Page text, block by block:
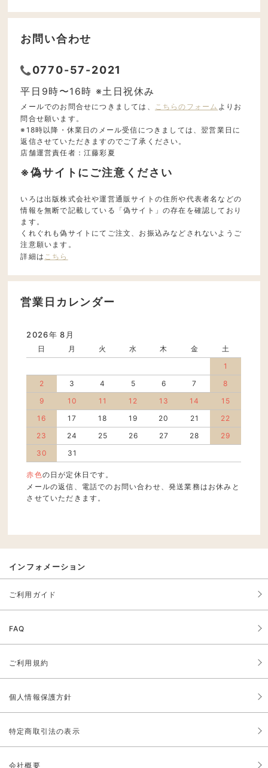
お問い合わせ
0770-57-2021
平日9時〜16時 ※土日祝休み
メールでのお問合せにつきましては、 こちらのフォーム よりお
問合せ願います。
※18時以降・休業日のメール受信につきましては、翌営業日に
返信させていただきますのでご了承ください。
店舗運営責任者：江藤彩夏
※偽サイトにご注意ください
いろは出版株式会社や運営通販サイトの住所や代表者名などの
情報を無断で記載している「偽サイト」の存在を確認しており
ます。
くれぐれも偽サイトにてご注文、お振込みなどされないようご
注意願います。
詳細は こちら
営業日カレンダー
2026年 8月
日 月 火 水 木 金
土
1
2
3 4 5 6 7
8
9
10 11 12 13 14
15
16
17 18 19 20 21
22
23
24 25 26 27 28
29
30
31
赤色の日が定休日です。
メールの返信、電話でのお問い合わせ、発送業務はお休みと
させていただきます。
インフォメーション
ご利用ガイド
FAQ
ご利用規約
個人情報保護方針
特定商取引法の表示
会社概要